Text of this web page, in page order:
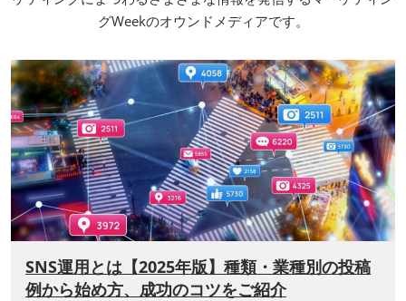
グWeekのオウンドメディアです。
SNS運用とは【2025年版】種類・業種別の投稿
例から始め方、成功のコツをご紹介